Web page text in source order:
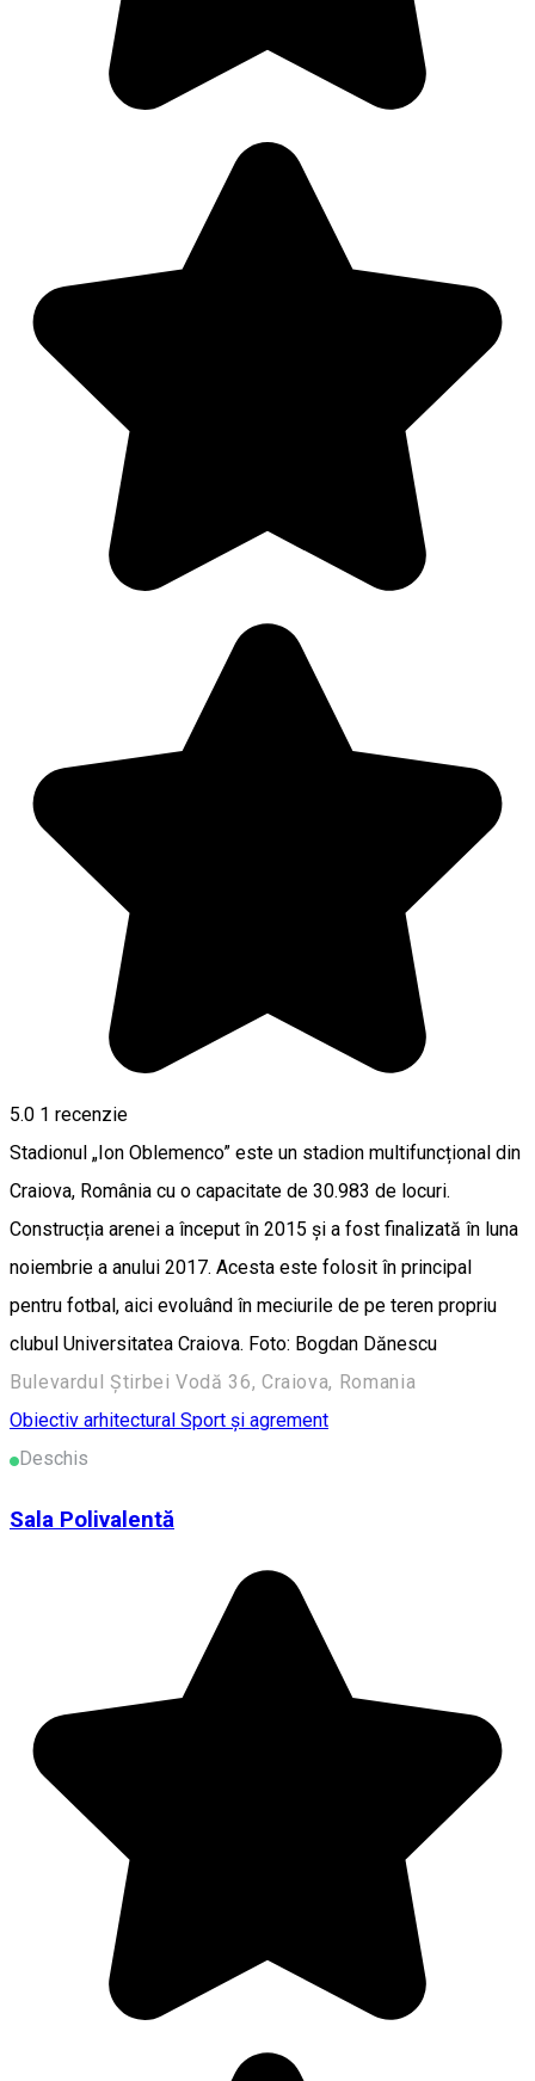
5.0 1 recenzie
Stadionul „Ion Oblemenco” este un stadion multifuncțional din
Craiova, România cu o capacitate de 30.983 de locuri.
Construcția arenei a început în 2015 și a fost finalizată în luna
noiembrie a anului 2017. Acesta este folosit în principal
pentru fotbal, aici evoluând în meciurile de pe teren propriu
clubul Universitatea Craiova. Foto: Bogdan Dănescu
Bulevardul Știrbei Vodă 36, Craiova, Romania
Obiectiv arhitectural Sport și agrement
Deschis
Sala Polivalentă